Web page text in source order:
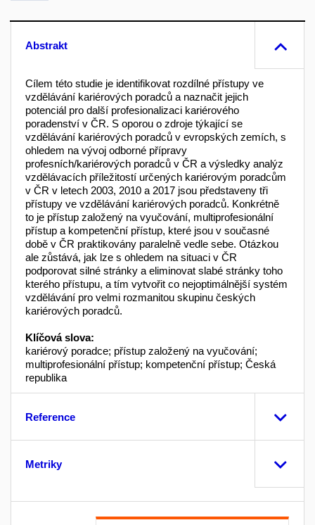
Abstrakt
Cílem této studie je identifikovat rozdílné přístupy ve
vzdělávání kariérových poradců a naznačit jejich
potenciál pro další profesionalizaci kariérového
poradenství v ČR. S oporou o zdroje týkající se
vzdělávání kariérových poradců v evropských zemích, s
ohledem na vývoj odborné přípravy
profesních/kariérových poradců v ČR a výsledky analýz
vzdělávacích příležitostí určených kariérovým poradcům
v ČR v letech 2003, 2010 a 2017 jsou představeny tři
přístupy ve vzdělávání kariérových poradců. Konkrétně
to je přístup založený na vyučování, multiprofesionální
přístup a kompetenční přístup, které jsou v současné
době v ČR praktikovány paralelně vedle sebe. Otázkou
ale zůstává, jak lze s ohledem na situaci v ČR
podporovat silné stránky a eliminovat slabé stránky toho
kterého přístupu, a tím vytvořit co nejoptimálnější systém
vzdělávání pro velmi rozmanitou skupinu českých
kariérových poradců.
Klíčová slova:
kariérový poradce; přístup založený na vyučování;
multiprofesionální přístup; kompetenční přístup; Česká
republika
Reference
Metriky